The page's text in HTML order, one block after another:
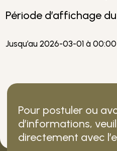
Période d’affichage
Jusqu’au 2026-03-01 à 00:00
Pour postuler ou
d’informations,
directement avec